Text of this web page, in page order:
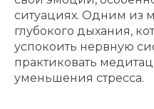
ситуациях. Одним из
глубокого дыхания,
успокоить нервную
практиковать
уменьшения стресса.